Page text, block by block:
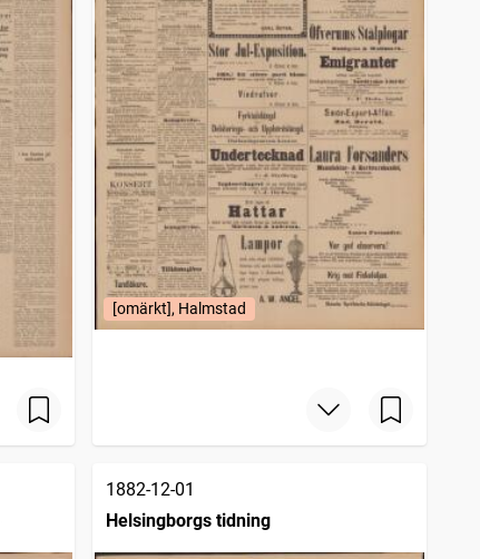
[omärkt], Halmstad
1882-12-01
Helsingborgs tidning